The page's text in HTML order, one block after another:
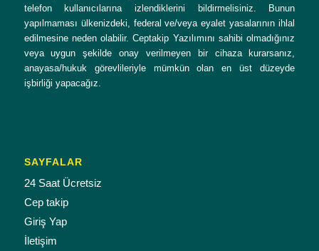
telefon kullanıcılarına izlendiklerini bildirmelisiniz. Bunun
yapılmaması ülkenizdeki, federal ve/veya eyalet yasalarının ihlal
edilmesine neden olabilir. Ceptakip Yazılımını sahibi olmadığınız
veya uygun şekilde onay verilmeyen bir cihaza kurarsanız,
anayasa/hukuk görevlileriyle mümkün olan en üst düzeyde
işbirliği yapacağız.
SAYFALAR
24 Saat Ücretsiz
Cep takip
Giriş Yap
İletişim